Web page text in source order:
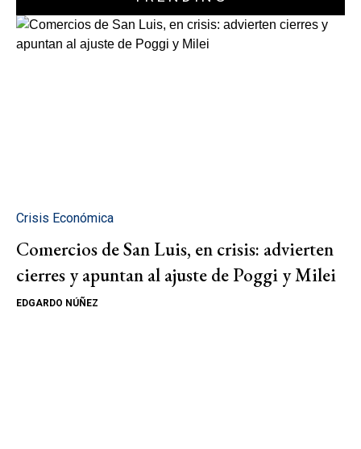
Crisis Económica
Comercios de San Luis, en crisis: advierten
cierres y apuntan al ajuste de Poggi y Milei
EDGARDO NÚÑEZ